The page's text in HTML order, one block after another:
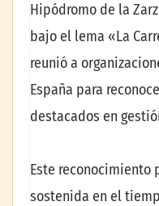
Hipódromo de la
bajo el lema «La
reunió a
España para
destacados en
Este reconocimiento
sostenida en el